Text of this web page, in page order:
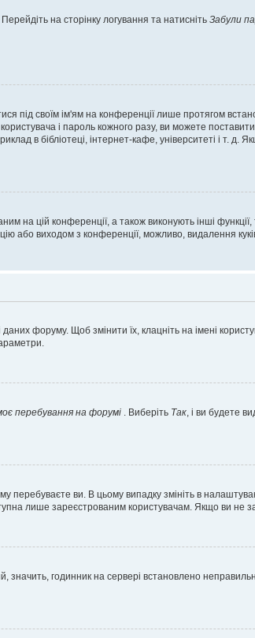
на сторінку логування та натисніть Забули
під своїм ім'ям на конференції лише протягом
і пароль кожного разу, ви можете
в бібліотеці, інтернет-кафе, університеті і т. д.
на цій конференції, а також виконують інші
або виходом з конференції, можливо, видалення
форуму. Щоб змінити їх, клацніть на імені
перебування на форумі . Виберіть Так , і ви будете
перебуваєте ви. В цьому випадку змініть в
лише зареєстрованим користувачам. Якщо ви не
годинник на сервері встановлено